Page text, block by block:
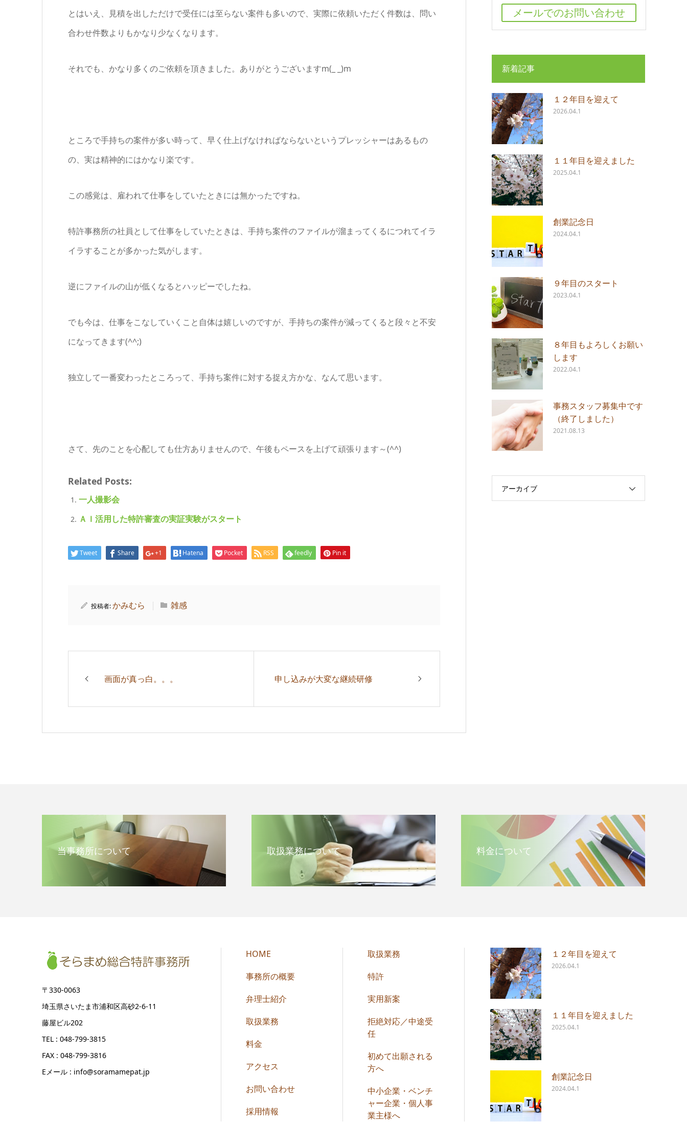
とはいえ、見積を出しただけで受任には至らない案件も多いので、実際に依頼いただく件数は、問い
合わせ件数よりもかなり少なくなります。
それでも、かなり多くのご依頼を頂きました。ありがとうございますm(_ _)m
ところで手持ちの案件が多い時って、早く仕上げなければならないというプレッシャーはあるもの
の、実は精神的にはかなり楽です。
この感覚は、雇われて仕事をしていたときには無かったですね。
特許事務所の社員として仕事をしていたときは、手持ち案件のファイルが溜まってくるにつれてイラ
イラすることが多かった気がします。
逆にファイルの山が低くなるとハッピーでしたね。
でも今は、仕事をこなしていくこと自体は嬉しいのですが、手持ちの案件が減ってくると段々と不安
になってきます(^^;)
独立して一番変わったところって、手持ち案件に対する捉え方かな、なんて思います。
さて、先のことを心配しても仕方ありませんので、午後もペースを上げて頑張ります～(^^)
Related Posts:
一人撮影会
ＡＩ活用した特許審査の実証実験がスタート
Tweet Share +1 Hatena Pocket RSS feedly Pin it
投稿者:かみむら 雑感
画面が真っ白。。。 申し込みが大変な継続研修
メールでのお問い合わせ
新着記事
１２年目を迎えて
2026.04.1
１１年目を迎えました
2025.04.1
創業記念日
2024.04.1
９年目のスタート
2023.04.1
８年目もよろしくお願い
します
2022.04.1
事務スタッフ募集中です
（終了しました）
2021.08.13
アーカイブ
当事務所について 取扱業務について 料金について
〒330-0063
埼玉県さいたま市浦和区高砂2-6-11
藤屋ビル202
TEL : 048-799-3815
FAX : 048-799-3816
Eメール : info@soramamepat.jp
HOME
事務所の概要
弁理士紹介
取扱業務
料金
アクセス
お問い合わせ
採用情報
取扱業務
特許
実用新案
拒絶対応／中途受
任
初めて出願される
方へ
中小企業・ベンチ
ャー企業・個人事
業主様へ
１２年目を迎えて
2026.04.1
１１年目を迎えました
2025.04.1
創業記念日
2024.04.1